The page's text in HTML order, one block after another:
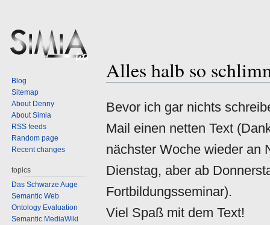
Alles halb so
Jump
Jump
Bevor ich gar nichts
Mail einen netten Text
nächster Woche wieder an
Dienstag, aber ab
Fortbildungsseminar).
Viel Spaß mit dem Text!
Blog
Sitemap
About Denny
About Simia
RSS feeds
Random page
Recent changes
topics
Das Schwarze Auge
Semantic Web
Ontology Evaluation
Semantic MediaWiki